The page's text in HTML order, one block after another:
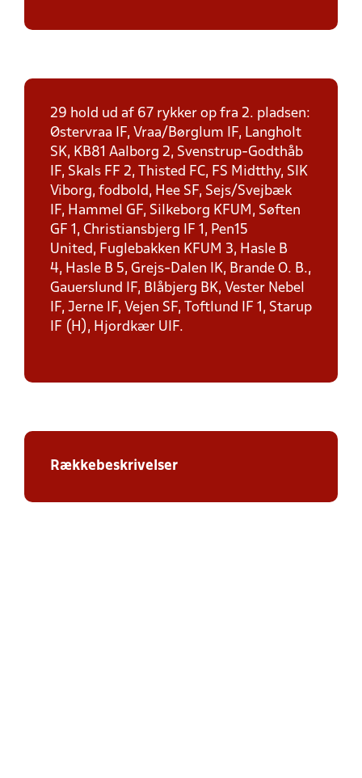
29 hold ud af 67 rykker op fra 2. pladsen:
Østervraa IF, Vraa/Børglum IF, Langholt
SK, KB81 Aalborg 2, Svenstrup-Godthåb
IF, Skals FF 2, Thisted FC, FS Midtthy, SIK
Viborg, fodbold, Hee SF, Sejs/Svejbæk
IF, Hammel GF, Silkeborg KFUM, Søften
GF 1, Christiansbjerg IF 1, Pen15
United, Fuglebakken KFUM 3, Hasle B
4, Hasle B 5, Grejs-Dalen IK, Brande O. B.,
Gauerslund IF, Blåbjerg BK, Vester Nebel
IF, Jerne IF, Vejen SF, Toftlund IF 1, Starup
IF (H), Hjordkær UIF.
Rækkebeskrivelser